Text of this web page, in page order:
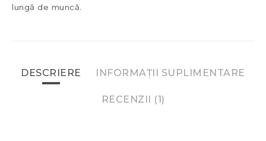
lungă de muncă.
DESCRIERE INFORMAȚII SUPLIMENTARE
RECENZII (1)